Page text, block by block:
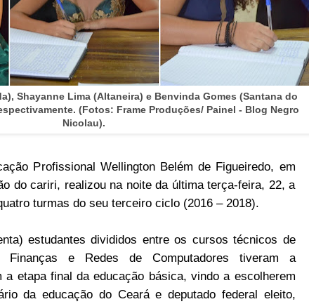
Shayanne Lima (Altaneira) e Benvinda Gomes (Santana do
(Fotos: Frame Produções/ Painel - Blog Negro
Nicolau).
Profissional Wellington Belém de Figueiredo, em
do cariri, realizou na noite da última terça-feira, 22, a
turmas do seu terceiro ciclo (2016 – 2018).
estudantes divididos entre os cursos técnicos de
Finanças e Redes de Computadores tiveram a
a etapa final da educação básica, vindo a escolherem
da educação do Ceará e deputado federal eleito,